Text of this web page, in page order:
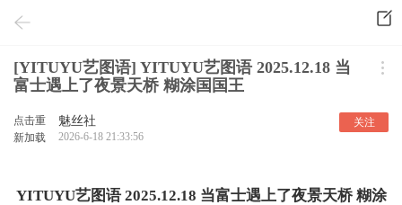
[YITUYU艺图语] YITUYU艺图语 2025.12.18 当
富士遇上了夜景天桥 糊涂国国王
点击重
新加载
魅丝社
2026-6-18 21:33:56
关注
YITUYU艺图语 2025.12.18 当富士遇上了夜景天桥 糊涂